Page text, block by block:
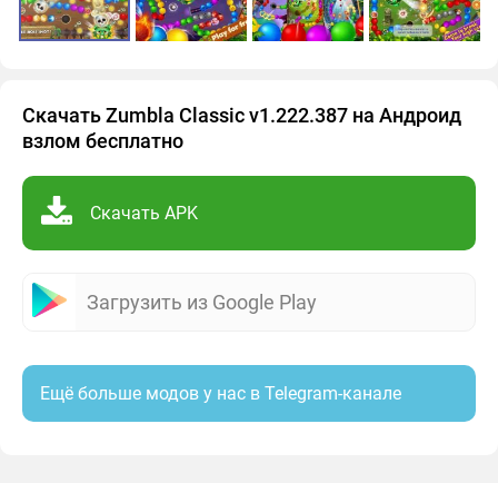
Скачать Zumbla Classic v1.222.387 на Андроид
взлом бесплатно
Скачать APK
Загрузить из Google Play
Ещё больше модов у нас в Telegram-канале